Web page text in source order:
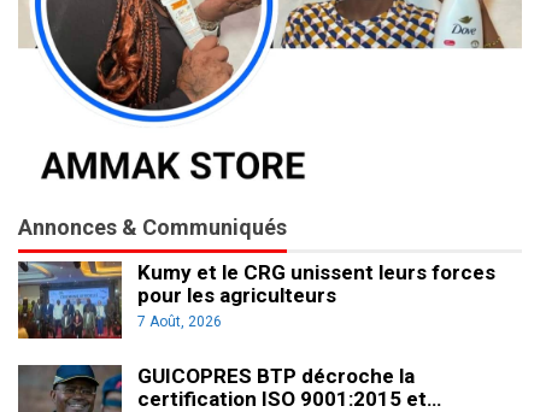
Annonces & Communiqués
Kumy et le CRG unissent leurs forces
pour les agriculteurs
7 Août, 2026
GUICOPRES BTP décroche la
certification ISO 9001:2015 et…